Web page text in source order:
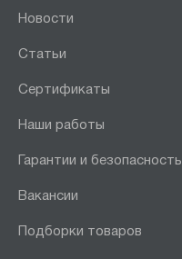
Новости
Статьи
Сертификаты
Наши работы
Гарантии и безопасность
Вакансии
Подборки товаров